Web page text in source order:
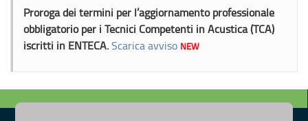
Proroga dei termini per l’aggiornamento professionale
obbligatorio per i Tecnici Competenti in Acustica (TCA)
iscritti in ENTECA.Scarica avviso NEW